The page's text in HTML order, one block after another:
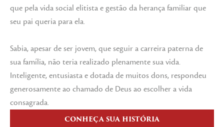
que pela vida social elitista e gestão da herança familiar que
seu pai queria para ela.
Sabia, apesar de ser jovem, que seguir a carreira paterna de
sua família, não teria realizado plenamente sua vida.
Inteligente, entusiasta e dotada de muitos dons, respondeu
generosamente ao chamado de Deus ao escolher a vida
consagrada.
CONHEÇA SUA HISTÓRIA